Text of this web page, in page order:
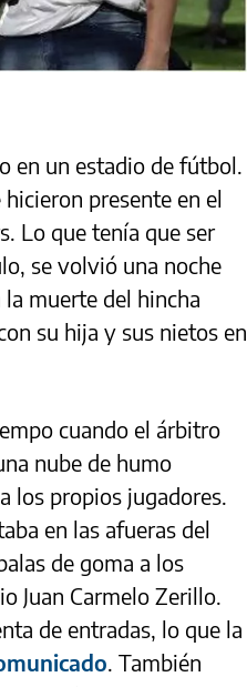
en un estadio de fútbol.
presente en el
Lo que tenía que ser
se volvió una noche
muerte del hincha
su hija y sus nietos en
cuando el árbitro
nube de humo
los propios jugadores.
en las afueras del
de goma a los
Juan Carmelo Zerillo.
de entradas, lo que la
. También